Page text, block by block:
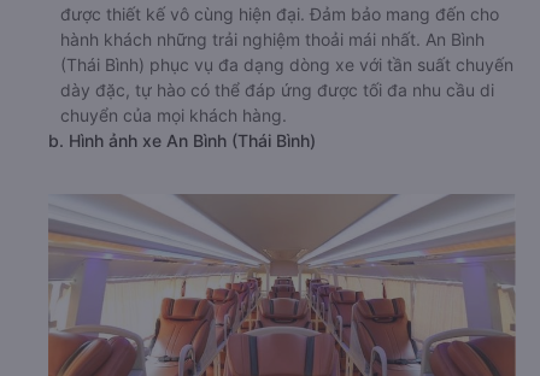
được thiết kế vô cùng hiện đại. Đảm bảo mang đến cho
hành khách những trải nghiệm thoải mái nhất. An Bình
(Thái Bình) phục vụ đa dạng dòng xe với tần suất chuyến
dày đặc, tự hào có thể đáp ứng được tối đa nhu cầu di
chuyển của mọi khách hàng.
b. Hình ảnh xe An Bình (Thái Bình)